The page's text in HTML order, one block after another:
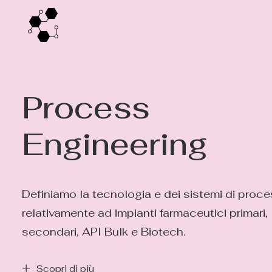
Process
Engineering
Definiamo la tecnologia e dei sistemi di
relativamente ad impianti farmaceutici primari,
secondari, API Bulk e Biotech.
Scopri di più